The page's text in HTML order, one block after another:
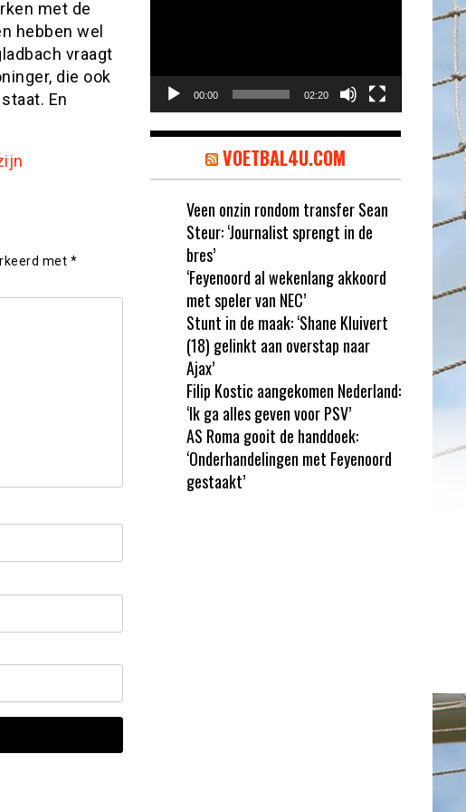
met de
hebben wel
vraagt
die ook
En
met *
00:00 02:20
VOETBAL4U.COM
Veen onzin rondom transfer Sean
Steur: ‘Journalist sprengt in de
bres’
‘Feyenoord al wekenlang akkoord
met speler van NEC’
Stunt in de maak: ‘Shane Kluivert
(18) gelinkt aan overstap naar
Ajax’
Filip Kostic aangekomen Nederland:
‘Ik ga alles geven voor PSV’
AS Roma gooit de handdoek:
‘Onderhandelingen met Feyenoord
gestaakt’